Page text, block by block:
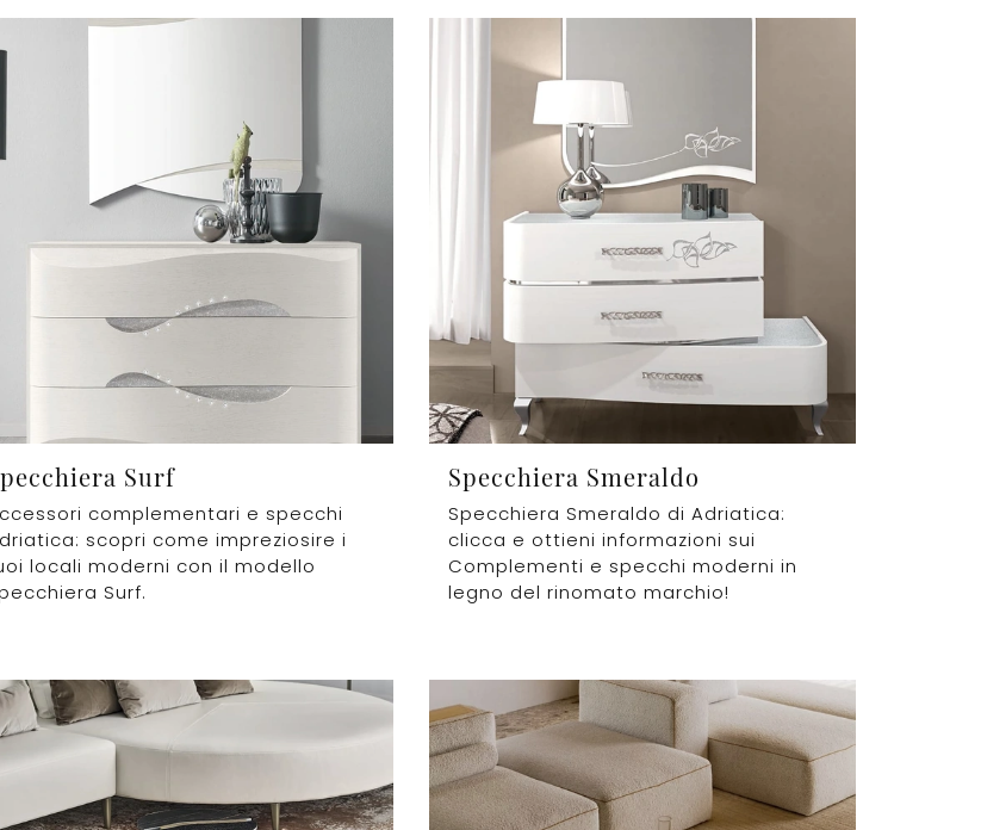
Surf
complementari e specchi
scopri come impreziosire i
locali moderni con il modello
Surf.
Specchiera Smeraldo
Specchiera Smeraldo di Adriatica:
clicca e ottieni informazioni sui
Complementi e specchi moderni in
legno del rinomato marchio!